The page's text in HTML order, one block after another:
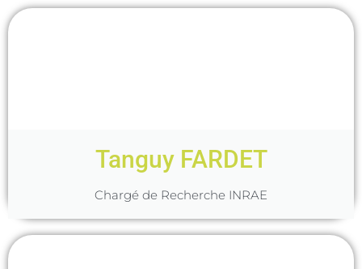
Tanguy FARDET
Chargé de Recherche INRAE